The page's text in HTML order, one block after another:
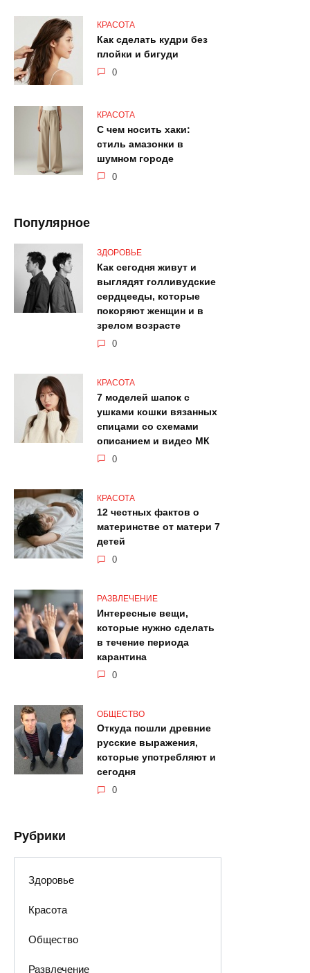
КРАСОТА
Как сделать кудри без
плойки и бигуди
0
КРАСОТА
С чем носить хаки:
стиль амазонки в
шумном городе
0
Популярное
ЗДОРОВЬЕ
Как сегодня живут и
выглядят голливудские
сердцееды, которые
покоряют женщин и в
зрелом возрасте
0
КРАСОТА
7 моделей шапок с
ушками кошки вязанных
спицами со схемами
описанием и видео МК
0
КРАСОТА
12 честных фактов о
материнстве от матери 7
детей
0
РАЗВЛЕЧЕНИЕ
Интересные вещи,
которые нужно сделать
в течение периода
карантина
0
ОБЩЕСТВО
Откуда пошли древние
русские выражения,
которые употребляют и
сегодня
0
Рубрики
Здоровье
Красота
Общество
Развлечение